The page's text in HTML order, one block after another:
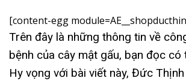
[content-egg
Trên đây là những thông tin về
bệnh của cây mật gấu, bạn đọc có
Hy vọng với bài viết này, Đức